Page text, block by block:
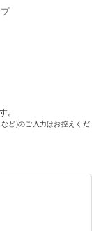
。
ど)のご入力はお控えくだ